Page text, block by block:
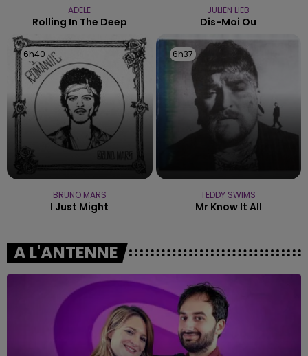
ADELE
Rolling In The Deep
JULIEN LIEB
Dis-Moi Ou
6h40
6h40
BRUNO MARS
I Just Might
6h37
6h37
TEDDY SWIMS
Mr Know It All
A L'ANTENNE